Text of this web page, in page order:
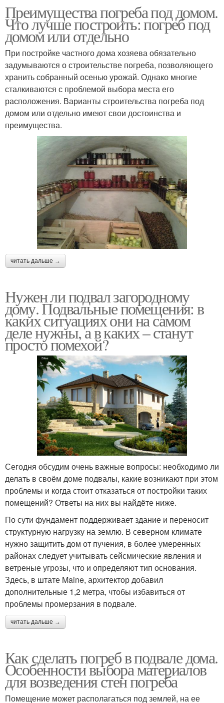
Преимущества погреба под домом.
Что лучше построить: погреб под
домом или отдельно
При постройке частного дома хозяева обязательно
задумываются о строительстве погреба, позволяющего
хранить собранный осенью урожай. Однако многие
сталкиваются с проблемой выбора места его
расположения. Варианты строительства погреба под
домом или отдельно имеют свои достоинства и
преимущества.
читать дальше →
Нужен ли подвал загородному
дому. Подвальные помещения: в
каких ситуациях они на самом
деле нужны, а в каких – станут
просто помехой?
Сегодня обсудим очень важные вопросы: необходимо ли
делать в своём доме подвалы, какие возникают при этом
проблемы и когда стоит отказаться от постройки таких
помещений? Ответы на них вы найдёте ниже.
По сути фундамент поддерживает здание и переносит
структурную нагрузку на землю. В северном климате
нужно защитить дом от пучения, в более умеренных
районах следует учитывать сейсмические явления и
ветреные угрозы, что и определяют тип основания.
Здесь, в штате Maine, архитектор добавил
дополнительные 1,2 метра, чтобы избавиться от
проблемы промерзания в подвале.
читать дальше →
Как сделать погреб в подвале дома.
Особенности выбора материалов
для возведения стен погреба
Помещение может располагаться под землей, на ее